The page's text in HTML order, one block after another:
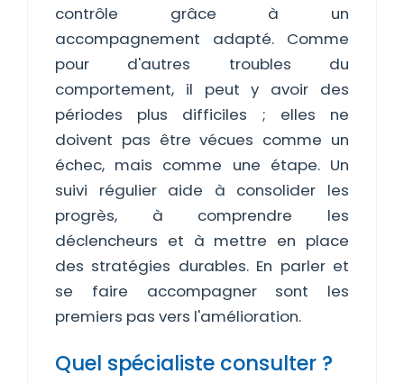
contrôle grâce à un
accompagnement adapté. Comme
pour d'autres troubles du
comportement, il peut y avoir des
périodes plus difficiles ; elles ne
doivent pas être vécues comme un
échec, mais comme une étape. Un
suivi régulier aide à consolider les
progrès, à comprendre les
déclencheurs et à mettre en place
des stratégies durables. En parler et
se faire accompagner sont les
premiers pas vers l'amélioration.
Quel spécialiste consulter ?